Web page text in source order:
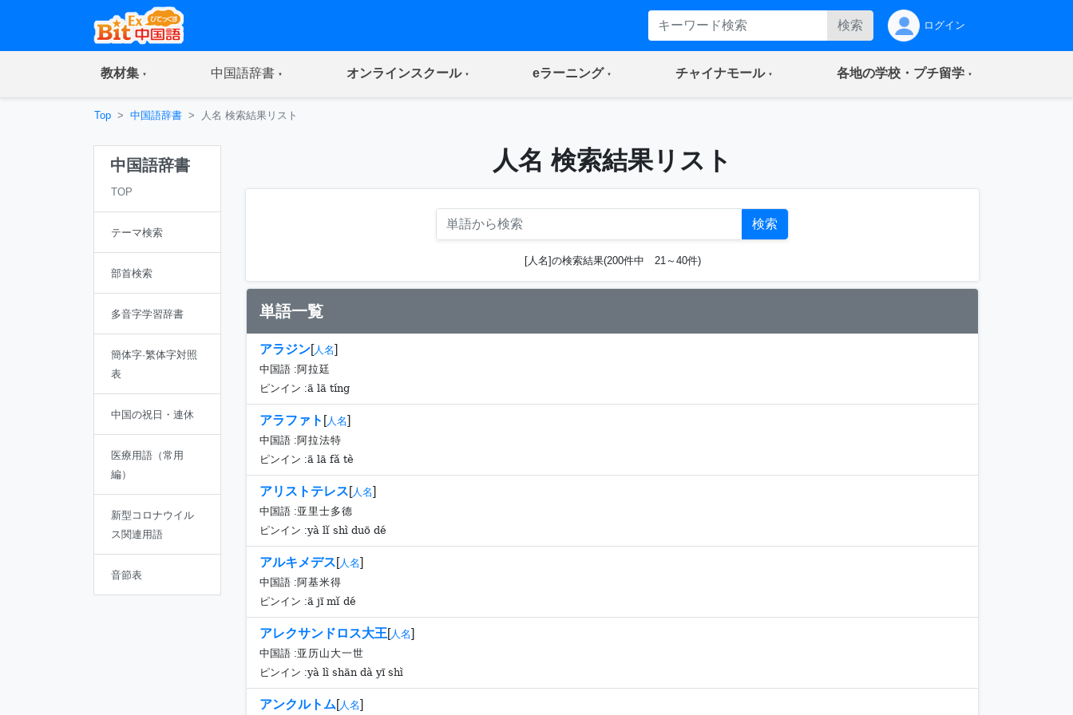
検索 ログイン
教材集(current) 中国語辞書(current) オンラインスクール(current) eラーニング(current) チャイナモール(current) 各地の学校・プチ留学(current)
Top 中国語辞書 人名 検索結果リスト
中国語辞書
TOP
テーマ検索
部首検索
多音字学習辞書
簡体字·繁体字対照
表
中国の祝日・連休
医療用語（常用
編）
新型コロナウイル
ス関連用語
音節表
人名 検索結果リスト
検索
[人名]の検索結果(200件中 21～40件)
単語一覧
アラジン[人名]
中国語 : 阿拉廷
ピンイン :ā lā tíng
アラファト [人名]
中国語 : 阿拉法特
ピンイン :ā lā fǎ tè
アリストテレス[人名]
中国語 :亚里士多德
ピンイン :yà lǐ shì duō dé
アルキメデス[人名]
中国語 : 阿基米得
ピンイン :ā jī mǐ dé
アレクサンドロス大王[人名]
中国語 :亚历山大一世
ピンイン :yà lì shān dà yī shì
アンクルトム[人名]